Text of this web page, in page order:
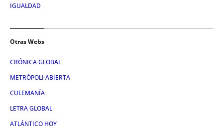
IGUALDAD
Otras Webs
CRÓNICA GLOBAL
METRÓPOLI ABIERTA
CULEMANÍA
LETRA GLOBAL
ATLÁNTICO HOY